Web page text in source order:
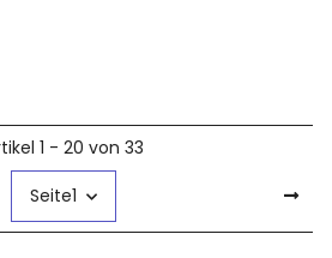
1 - 20 von 33
Seite1